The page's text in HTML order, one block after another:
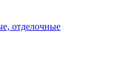
отделочные